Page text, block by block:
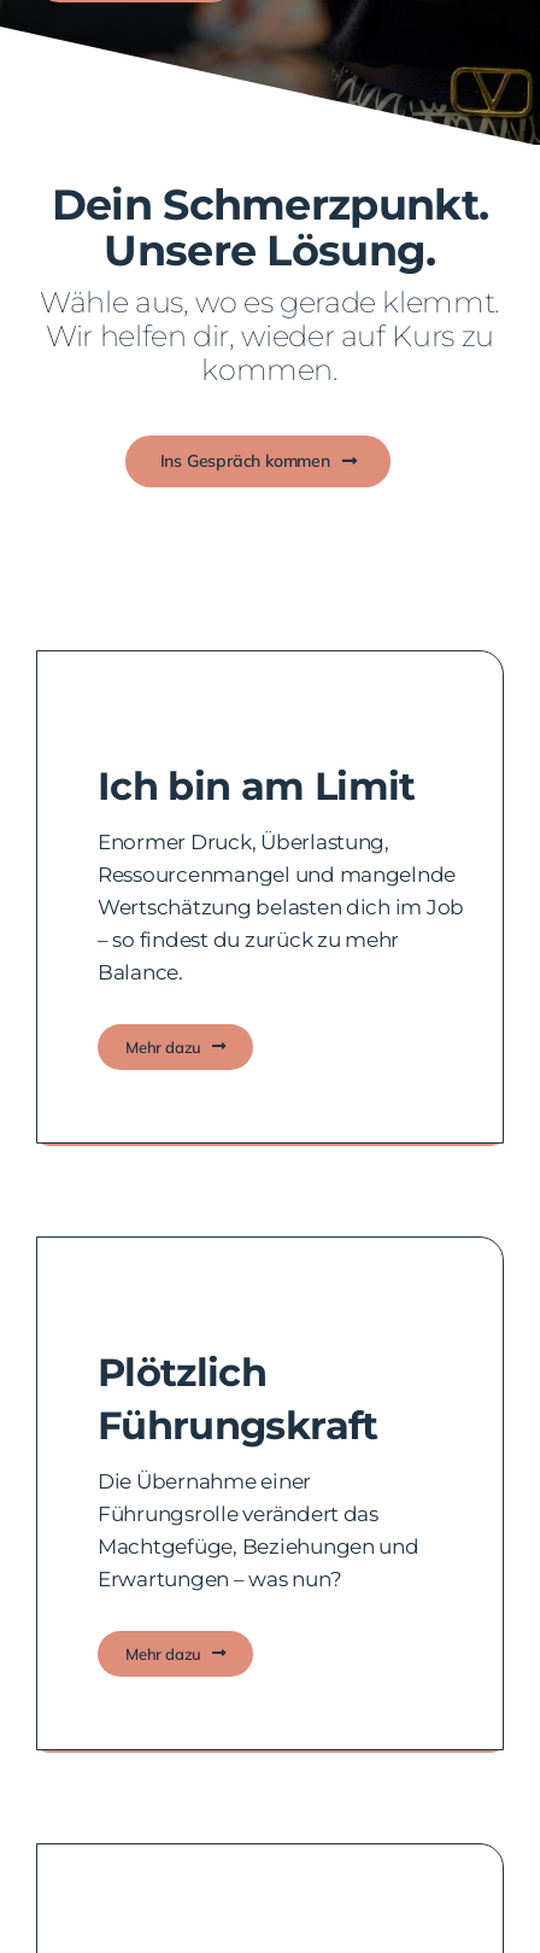
Dein Schmerzpunkt.
Unsere Lösung.
Wähle aus, wo es gerade klemmt.
Wir helfen dir, wieder auf Kurs zu
kommen.
Ins Gespräch kommen
Ich bin am Limit
Enormer Druck, Überlastung,
Ressourcenmangel und mangelnde
Wertschätzung belasten dich im Job
– so findest du zurück zu mehr
Balance.
Mehr dazu
Plötzlich
Führungskraft
Die Übernahme einer
Führungsrolle verändert das
Machtgefüge, Beziehungen und
Erwartungen – was nun?
Mehr dazu